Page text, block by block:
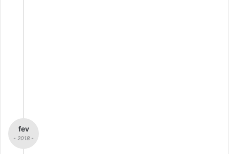
fev
- 2018 -